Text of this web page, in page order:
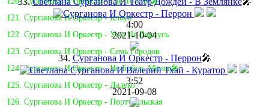
121. Сурганова И Оркестр - Клоун
122. Сурганова И Оркестр - Уже Не Вернусь
123. Сурганова И Оркестр - Семь Городов
124. Сурганова И Оркестр - Не Бойся, Милая🎤
125. Сурганова И Оркестр - Далеко
126. Сурганова И Оркестр - Португальская
4:00
2021-10-04
34. Сурганова И Оркестр - Перрон🎤
3:52
2021-09-08